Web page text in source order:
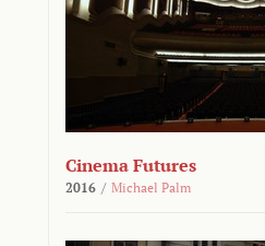
Cinema Futures
2016 / Michael Palm